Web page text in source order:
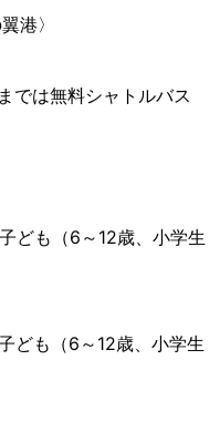
港〉
では無料シャトルバス
ども（6～12歳、小学生
ども（6～12歳、小学生